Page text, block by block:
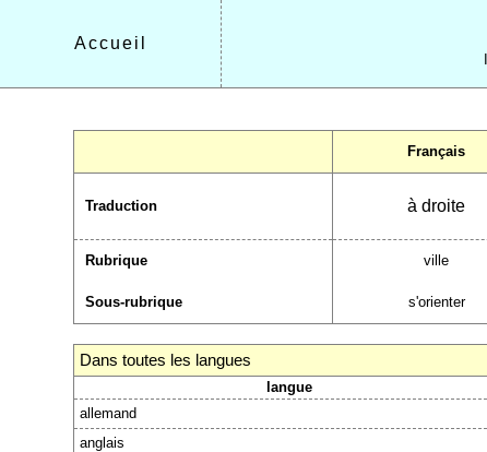
Accueil
Français
Traduction à droite
Rubrique ville
Sous-rubrique s'orienter
Dans toutes les langues
langue
allemand
anglais